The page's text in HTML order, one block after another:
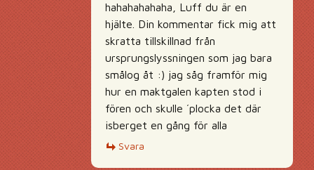
hahahahahaha, Luff du är en
hjälte. Din kommentar fick mig att
skratta tillskillnad från
ursprungslyssningen som jag bara
smålog åt :) jag såg framför mig
hur en maktgalen kapten stod i
fören och skulle ´plocka det där
isberget en gång för alla
Svara